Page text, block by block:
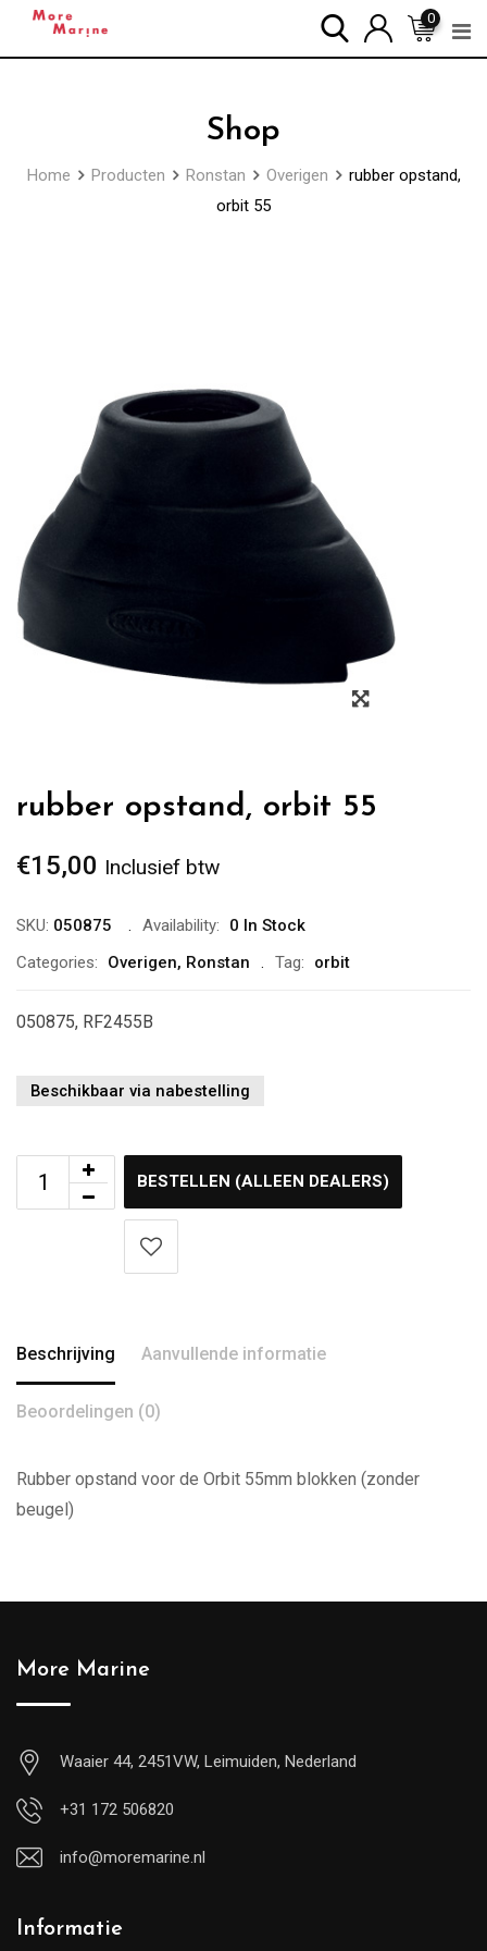
0
Shop
Home Producten Ronstan Overigen
rubber opstand,
orbit 55
Zoom
rubber opstand, orbit 55
€15,00 Inclusief btw
SKU: 050875 Availability:
0 In Stock
Categories:
Overigen, Ronstan Tag: orbit
050875, RF2455B
Beschikbaar via nabestelling
BESTELLEN (ALLEEN DEALERS)
Beschrijving Aanvullende informatie
Beoordelingen (0)
Rubber opstand voor de Orbit 55mm blokken (zonder
beugel)
More Marine
Waaier 44, 2451VW, Leimuiden, Nederland
+31 172 506820
info@moremarine.nl
Informatie